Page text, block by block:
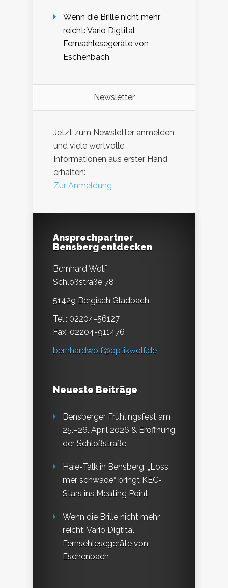
Wenn die Brille nicht mehr
reicht: Vario Digtital
Fernsehlesegeräte von
Eschenbach
Newsletter
Jetzt zum Newsletter anmelden
und viele wertvolle
Informationen aus erster Hand
erhalten:
Zur Anmeldung
Ansprechpartner
Bensberg entdecken
Bernhard Wolf
Schloßstraße 78
51429 Bergisch Gladbach
Tel.: 02204-56127
Fax: 02204-911476
bernhardwolf@optikwolf.de
Neueste Beiträge
Bensberger Frühlingsfest am
25.–26. April 2026 & Eröffnung
der Schloßstraße
Haie-Talk in Bensberg: „Loss
mer schwade“ bringt KEC-
Stars ins Meating Point
Wenn die Brille nicht mehr
reicht: Vario Digtital
Fernsehlesegeräte von
Eschenbach